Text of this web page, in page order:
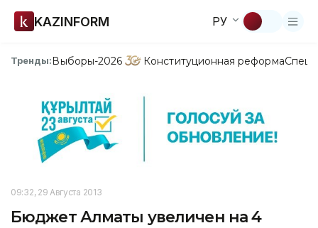
KAZINFORM РУ
Тренды:Выборы-2026 Конституционная реформа
09:32, 29 Августа 2013
Бюджет Алматы увеличен на 4